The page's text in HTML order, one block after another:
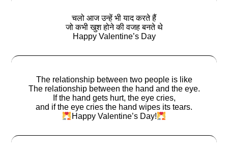
चलो आज उन्हें भी याद करते हैं
जो कभी खुश होने की वजह बनते थे
Happy Valentine’s Day
The relationship between two people is like
The relationship between the hand and the eye.
If the hand gets hurt, the eye cries,
and if the eye cries the hand wipes its tears.
Happy Valentine’s Day!